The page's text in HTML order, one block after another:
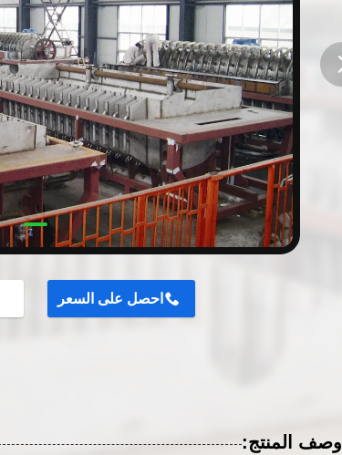
احصل على السعر
وصف المنتج: